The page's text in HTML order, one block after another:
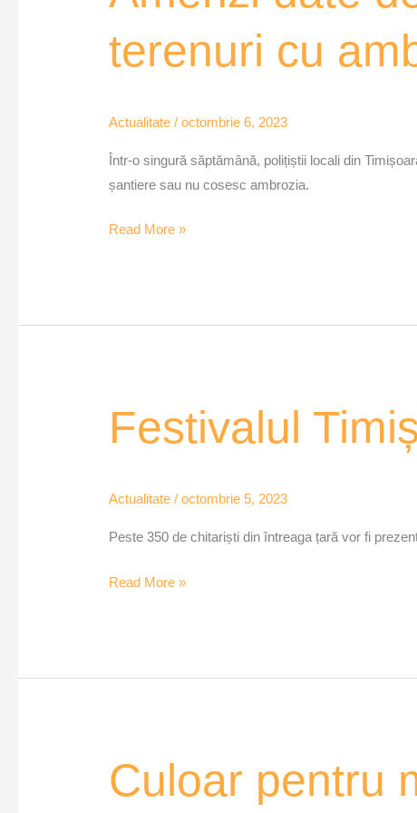
terenuri cu
Actualitate /octombrie 6, 2023
Într-o singură săptămână, polițiștii locali din
șantiere sau nu cosesc ambrozia.
Poliția
Locală
pentru
cu
ambrozie
Read More »
Festivalul
Actualitate /octombrie 5, 2023
Peste 350 de chitariști din întreaga țară vor fi
Festivalul
Timișoara
–
VOX
Read More »
Culoar pentru
Culoar
pentru